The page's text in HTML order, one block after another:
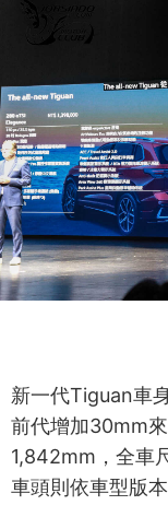
新一代Tiguan車
前代增加30mm
1,842mm，全車
車頭則依車型版